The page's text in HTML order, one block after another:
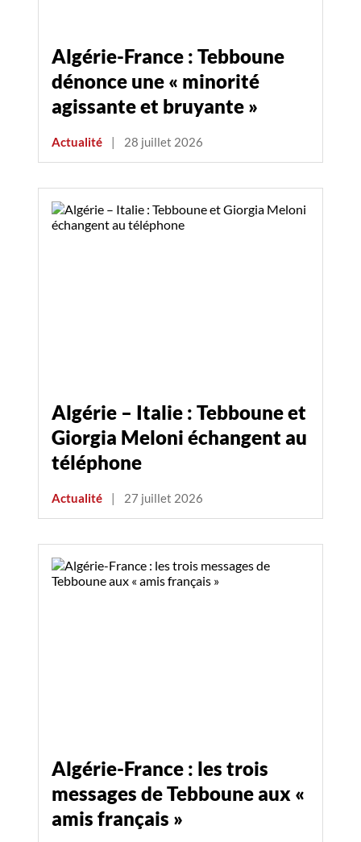
Algérie-France : Tebboune
dénonce une « minorité
agissante et bruyante »
Actualité | 28 juillet 2026
Algérie – Italie : Tebboune et
Giorgia Meloni échangent au
téléphone
Actualité | 27 juillet 2026
Algérie-France : les trois
messages de Tebboune aux «
amis français »